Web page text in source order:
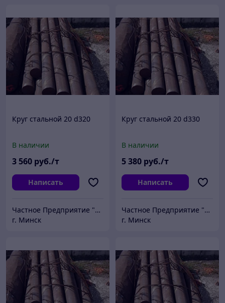
Круг стальной 20 d320
В наличии
3 560 руб./т
Написать
Частное Предприятие "ПромШтамп"
г. Минск
Круг стальной 20 d330
В наличии
5 380 руб./т
Написать
Частное Предприятие "ПромШтамп"
г. Минск